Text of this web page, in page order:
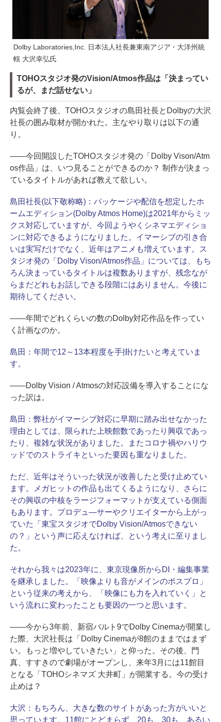
Dolby Laboratories,Inc. 日本法人社長兼東南アジア・大洋州統
轄 大沢幸弘氏
TOHOスタジオ発のVision/Atmos作品は「決まってい
るが、まだ話せない」
内覧会終了後、TOHOスタジオの島田社長とDolbyの大沢
社長の囲み取材が開かれた。主なやり取りは以下の通
り。
――今回開設したTOHOスタジオ発の「Dolby Vison/Atm
os作品」は、いつ見ることができるのか？ 制作が決まっ
ているタイトルがあれば教えて欲しい。
島田社長(以下敬称略)： パッケージや配信を想定したホ
ームエディション(Dolby Atmos Home)は2021年からミッ
クス対応していますが、今回ようやくシネマエディショ
ンに対応できるようになりました。イマーシブの引き合
いは実写だけでなく、近年はアニメも増えています。ス
タジオ発の「Dolby Vison/Atmos作品」については、もち
ろん決まっているタイトルは複数ありますが、残念なが
らまだどれもお話しできる段階にはありません。今後に
期待してください。
――年間でどれくらいの数のDolby対応作品を作ってい
く計画なのか。
島田： 年間で12～13本程度を手掛けたいと考えていま
す。
――Dolby Vision / Atmosの対応設備を導入することにな
った訳は。
島田： 弊社がイマーシブ対応に早期に踏み出せなかった
理由としては、限られた上映館数であったり興収であっ
たり、複雑な状況がありました。またコロナ禍やハリウ
ッドでのストライキといった要因も重なりました。
ただ、近年はそういった状況が改善したと受け止めてい
ます。メガヒットの作品も出てくるようになり、さらに
その興収の中核をラージフォーマットが支えている側面
もあります。プロデュ―サーやクリエイターから上がっ
ていた「東宝スタジオでDolby Vision/Atmosできない
の？」という声に応えなければ、という考えに至りまし
た。
それから我々は2023年に、東京現像所からDI・編集事業
を継承しました。「映像よりも音がメインのポスプロ」
という従来の考えから、「映像にも力を入れていく」と
いう流れに変わったことも要因の一つと思います。
――今から3年前、新宿バルト9でDolby Cinemaが開業し
た際、大沢社長は「Dolby Cinemaが8館のままではまず
い。もっと増やしていきたい」と仰った。その後、門
真、すすきので劇場がオープンし、来年3月には11館目
となる「TOHOシネマズ 大井町」が開業する。今の受け
止めは？
大沢： もちろん、大きな数のサイトがあった方がいいと
思っています。11館にとどまらず、20も、30も、あるい